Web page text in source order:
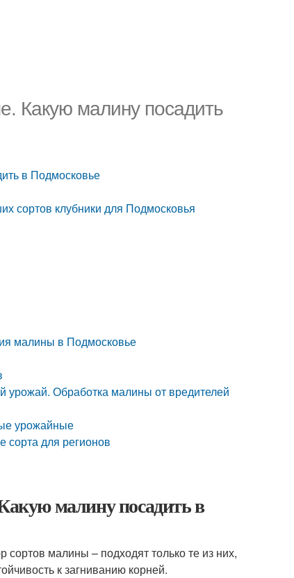
Какую малину посадить
в Подмосковье
сортов клубники для Подмосковья
малины в Подмосковье
урожай. Обработка малины от вредителей
урожайные
для регионов
малину посадить в
малины – подходят только те из них,
к загниванию корней.